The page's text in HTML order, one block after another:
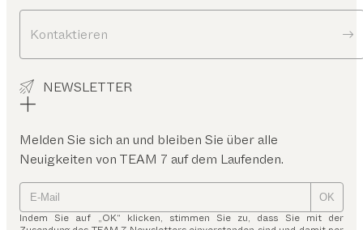
Kontaktieren
NEWSLETTER
Melden Sie sich an und bleiben Sie über alle
Neuigkeiten von TEAM 7 auf dem Laufenden.
OK
Indem Sie auf „OK“ klicken, stimmen Sie zu, dass Sie mit der